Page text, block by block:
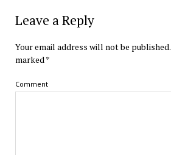
Leave a Reply
Your email address will not be published.
marked*
Comment